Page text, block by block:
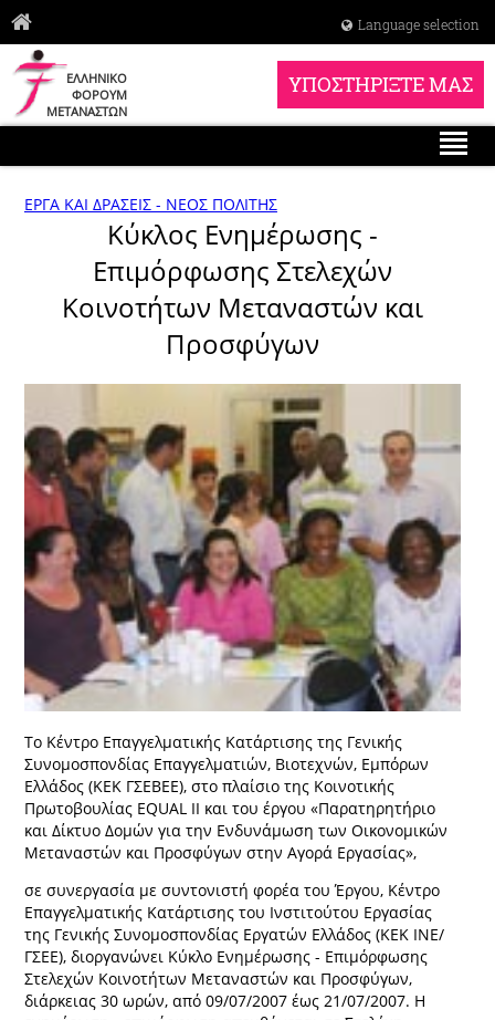
Language selection
ΕΛΛΗΝΙΚΟ
ΦΟΡΟΥΜ
ΜΕΤΑΝΑΣΤΩΝ
ΥΠΟΣΤΗΡΙΞΤΕ ΜΑΣ
ΕΡΓΑ ΚΑΙ ΔΡΑΣΕΙΣ - ΝΕΟΣ ΠΟΛΙΤΗΣ
Κύκλος Ενημέρωσης -
Επιμόρφωσης Στελεχών
Κοινοτήτων Μεταναστών και
Προσφύγων
Το Κέντρο Επαγγελματικής Κατάρτισης της Γενικής
Συνομοσπονδίας Επαγγελματιών, Βιοτεχνών, Εμπόρων
Ελλάδος (ΚΕΚ ΓΣΕΒΕΕ), στο πλαίσιο της Κοινοτικής
Πρωτοβουλίας EQUAL ΙΙ και του έργου «Παρατηρητήριο
και Δίκτυο Δομών για την Ενδυνάμωση των Οικονομικών
Μεταναστών και Προσφύγων στην Αγορά Εργασίας»,
σε συνεργασία με συντονιστή φορέα του Έργου, Κέντρο
Επαγγελματικής Κατάρτισης του Ινστιτούτου Εργασίας
της Γενικής Συνομοσπονδίας Εργατών Ελλάδος (ΚΕΚ ΙΝΕ/
ΓΣΕΕ), διοργανώνει Κύκλο Ενημέρωσης - Επιμόρφωσης
Στελεχών Κοινοτήτων Μεταναστών και Προσφύγων,
διάρκειας 30 ωρών, από 09/07/2007 έως 21/07/2007. Η